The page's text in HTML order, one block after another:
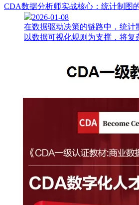
CDA数据分析师实战核心：统计制图
2026-01-08
在数据驱动决策的链路中，统计
以数据可视化规则为支撑，将复